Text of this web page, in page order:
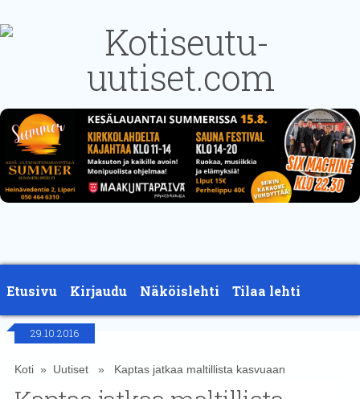
Etusivu Kirjaudu Näköislehti Tilaa lehti
29.10.2016
Koti» Uutiset» Kaptas jatkaa maltillista kasvuaan